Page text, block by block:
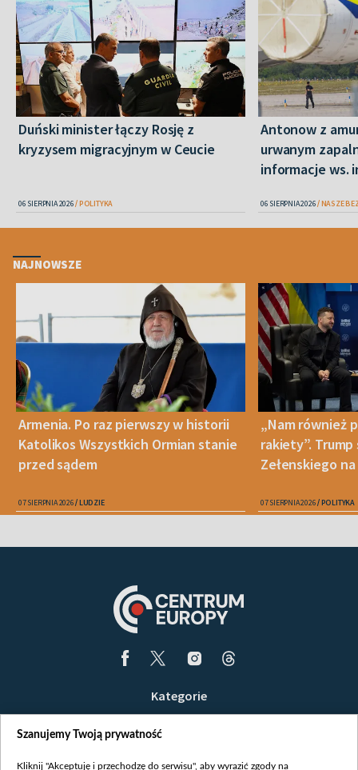
Duński minister łączy Rosję z
kryzysem migracyjnym w Ceucie
06 SIERPNIA 2026 POLITYKA
Antonow z
urwanym
informacje ws.
06 SIERPNIA 2026 NASZE
NAJNOWSZE
Armenia. Po raz pierwszy w historii
Katolikos Wszystkich Ormian stanie
przed sądem
07 SIERPNIA 2026 LUDZIE
„Nam również
rakiety”.
Zełenskiego
07 SIERPNIA 2026 POLITYKA
Kategorie
Opinie
Szanujemy Twoją prywatność
Kliknij "Akceptuję i przechodzę do serwisu", aby wyrazić zgody na